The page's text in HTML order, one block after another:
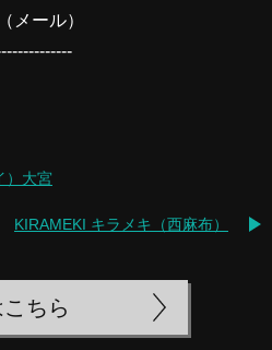
メール）
）大宮
KIRAMEKI キラメキ（西麻布）
ちら